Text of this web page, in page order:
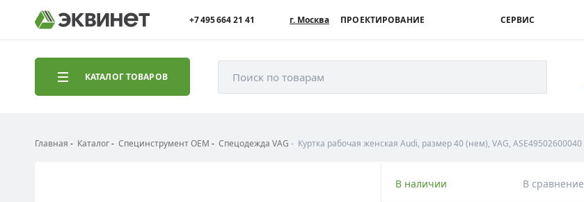
+7 495 664 21 41 г. Москва ПРОЕКТИРОВАНИЕ СЕРВИС
КАТАЛОГ ТОВАРОВ Поиск по товарам
Главная Каталог Специнструмент ОЕМ Спецодежда VAG Куртка рабочая женская Audi, размер 40 (нем), VAG, ASE49502600040
В наличии В сравнение